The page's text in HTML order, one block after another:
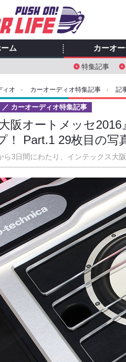
ム カーオ
特集記事
ィオ › カーオーディオ特集記事 › 記
大阪オートメッセ
！ Part.1 29枚目の写
ら3日間にわたり、インテックス大
カーオーディオ特集記事